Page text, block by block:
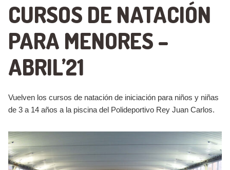
CURSOS DE NATACIÓN
PARA MENORES –
ABRIL’21
Vuelven los cursos de natación de iniciación para niños y niñas
de 3 a 14 años a la piscina del Polideportivo Rey Juan Carlos.